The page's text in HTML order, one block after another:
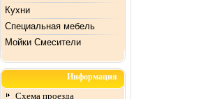
Кухни
Специальная мебель
Mойки Смесители
Информация
Схема проезда